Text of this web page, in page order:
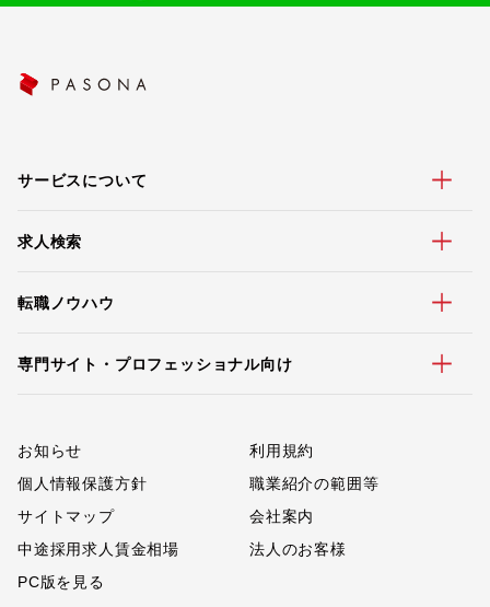
サービスについて
求人検索
転職ノウハウ
専門サイト・プロフェッショナル向け
お知らせ
利用規約
個人情報保護方針
職業紹介の範囲等
サイトマップ
会社案内
中途採用求人賃金相場
法人のお客様
PC版を見る